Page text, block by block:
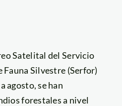
Satelital del Servicio
Fauna Silvestre (Serfor)
agosto, se han
forestales a nivel